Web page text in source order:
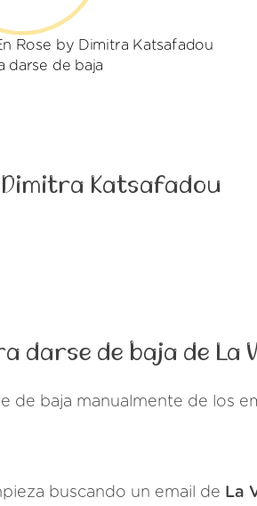
Rose by Dimitra Katsafadou
darse de baja
Dimitra Katsafadou
darse de baja de La
de baja manualmente de los
buscando un email de La